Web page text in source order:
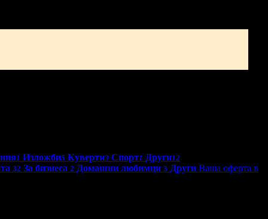
1 Изложби5 Куверти3 Спорт1 Други12
32 За бизнеса 2 Домашни любимци 3 Други Ваша оферта в